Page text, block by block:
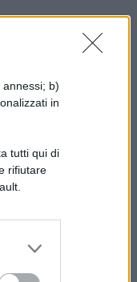
b)
in
tutti qui di
rifiutare